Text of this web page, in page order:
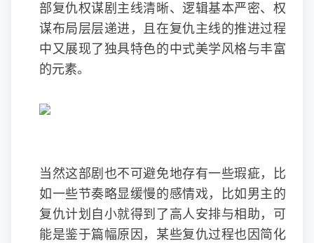
部复仇权谋剧主线清晰、逻辑基本严密、权
谋布局层层递进，且在复仇主线的推进过程
中又展现了独具特色的中式美学风格与丰富
的元素。
当然这部剧也不可避免地存有一些瑕疵，比
如一些节奏略显缓慢的感情戏，比如男主的
复仇计划自小就得到了高人安排与相助，可
能是鉴于篇幅原因，某些复仇过程也因简化